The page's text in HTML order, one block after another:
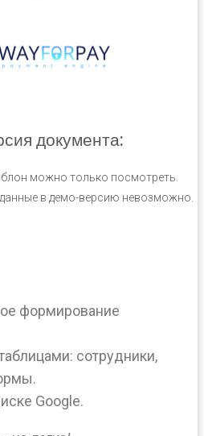
документа:
можно только посмотреть.
в демо-версию невозможно.
формирование
сотрудники,
Google.